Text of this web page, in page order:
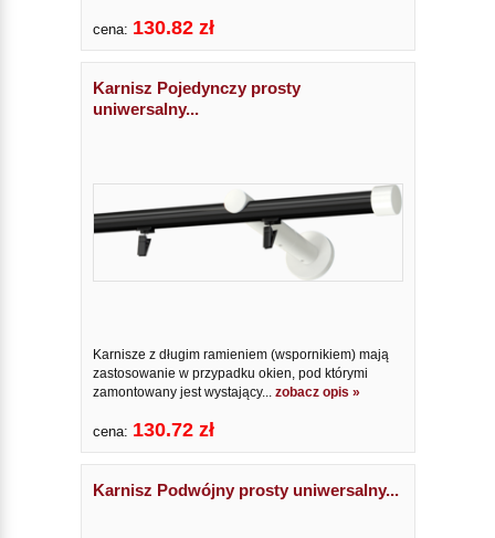
cena: 130.82 zł
Karnisz Pojedynczy prosty
uniwersalny...
Karnisze z długim ramieniem (wspornikiem) mają
zastosowanie w przypadku okien, pod którymi
zamontowany jest wystający... zobacz opis »
cena: 130.72 zł
Karnisz Podwójny prosty uniwersalny...